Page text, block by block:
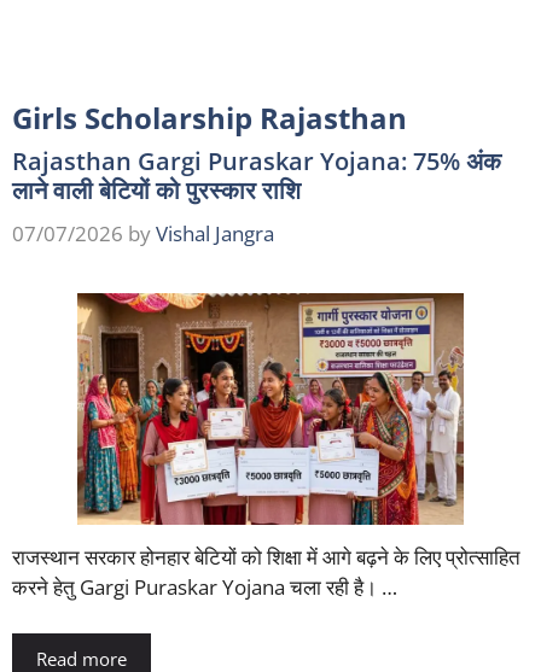
Girls Scholarship Rajasthan
Rajasthan Gargi Puraskar Yojana: 75% अंक
लाने वाली बेटियों को पुरस्कार राशि
07/07/2026 byVishal Jangra
राजस्थान सरकार होनहार बेटियों को शिक्षा में आगे बढ़ने के लिए प्रोत्साहित
करने हेतु Gargi Puraskar Yojana चला रही है। …
Read more